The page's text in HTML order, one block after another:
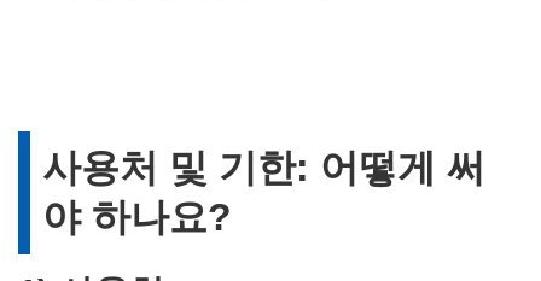
사용처 및 기한: 어떻게 써
야 하나요?